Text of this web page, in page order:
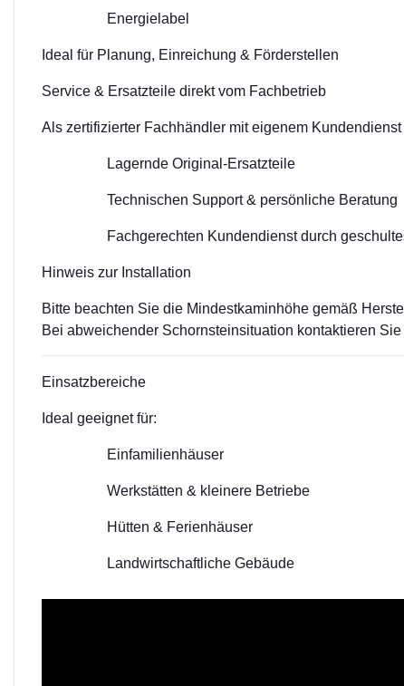
Energielabel
Ideal für Planung, Einreichung & Förderstellen
Service & Ersatzteile direkt vom Fachbetrieb
Als zertifizierter Fachhändler mit eigenem
Lagernde Original-Ersatzteile
Technischen Support & persönliche Beratung
Fachgerechten Kundendienst durch
Hinweis zur Installation
Bitte beachten Sie die Mindestkaminhöhe gemäß
Bei abweichender Schornsteinsituation kontaktieren
Einsatzbereiche
Ideal geeignet für:
Einfamilienhäuser
Werkstätten & kleinere Betriebe
Hütten & Ferienhäuser
Landwirtschaftliche Gebäude